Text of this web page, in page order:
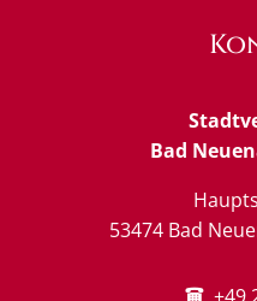
Bad
53474 Bad
+49